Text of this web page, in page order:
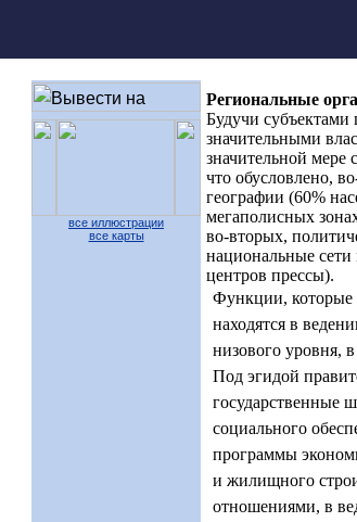
все иллюстрации
все карты
Региональные
Будучи субъектами
значительными
значительной мере
что обусловлено,
географии (60%
мегаполисных
во-вторых,
национальные сети
центров прессы).
Функции, которые
находятся в
низового уровня,
Под эгидой
государственные
социального
программы
и жилищного
отношениями, в